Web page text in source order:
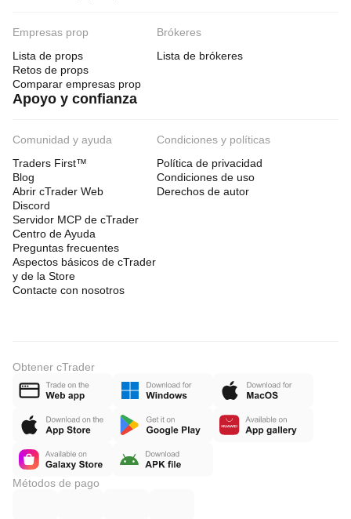
Empresas prop
Lista de props
Retos de props
Comparar empresas prop
Brókeres
Lista de brókeres
Apoyo y confianza
Comunidad y ayuda
Traders First™
Blog
Abrir cTrader Web
Discord
Servidor MCP de cTrader
Centro de Ayuda
Preguntas frecuentes
Aspectos básicos de cTrader
y de la Store
Contacte con nosotros
Condiciones y políticas
Política de privacidad
Condiciones de uso
Derechos de autor
Obtener cTrader
Métodos de pago